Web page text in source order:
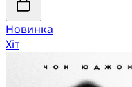
Новинка
Хіт